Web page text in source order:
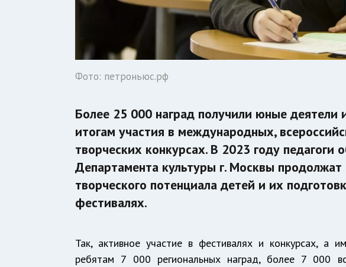
Фото: петроньюс.рф
Более 25 000 наград получили юные деятели
итогам участия в международных,
творческих конкурсах. В 2023 году педагоги
Департамента культуры г. Москвы
творческого потенциала детей и их
фестивалях.
Так, активное участие в фестивалях и конкурсах, а
ребятам 7 000 региональных наград, более 7 000